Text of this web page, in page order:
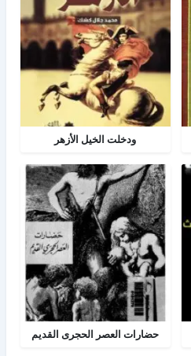
ودخلت الخيل الأزهر
حضارات العصر الحجرى القديم